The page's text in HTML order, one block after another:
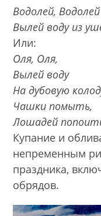
Водолей, Водолей
Вылей воду из
Или:
Оля, Оля,
Вылей воду
На дубовую
Чашки помыть,
Лошадей
Купание и
непременным
праздника,
обрядов.